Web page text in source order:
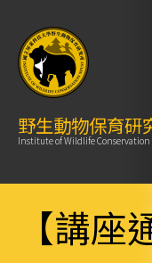
野生動物保育研
Institute of Wildlife Conservation
【講